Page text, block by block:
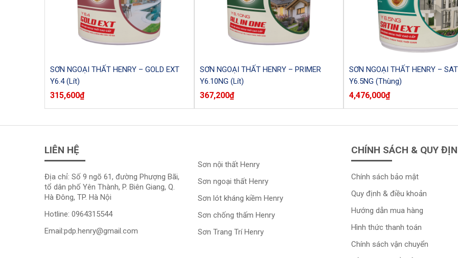
SƠN NGOẠI THẤT HENRY – GOLD EXT
Y6.4 (Lít)
315,600₫
SƠN NGOẠI THẤT HENRY – PRIMER
Y6.10NG (Lít)
367,200₫
SƠN NGOẠI THẤT HENRY –
Y6.5NG (Thùng)
4,476,000₫
LIÊN HỆ
Địa chỉ: Số 9 ngõ 61, đường Phượng Bãi,
tổ dân phố Yên Thành, P. Biên Giang, Q.
Hà Đông, TP. Hà Nội
Hotline: 0964315544
Email:pdp.henry@gmail.com
Sơn nội thất Henry
Sơn ngoại thất Henry
Sơn lót kháng kiềm Henry
Sơn chống thấm Henry
Sơn Trang Trí Henry
CHÍNH SÁCH & QUY
Chính sách bảo mật
Quy định & điều khoản
Hướng dẫn mua hàng
Hình thức thanh toán
Chính sách vận chuyển